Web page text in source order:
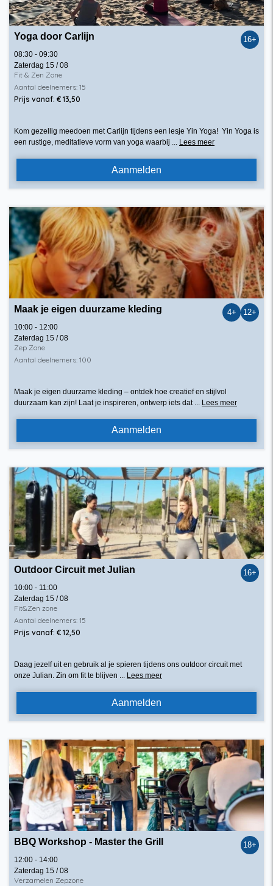
Yoga door Carlijn
08:30 - 09:30
Zaterdag 15 / 08
Fit & Zen Zone
Aantal deelnemers: 15
Prijs vanaf: € 13,50
16+
Kom gezellig meedoen met Carlijn tijdens een lesje Yin Yoga! Yin Yoga is
een rustige, meditatieve vorm van yoga waarbij ... Lees meer
Aanmelden
Maak je eigen duurzame kleding
10:00 - 12:00
Zaterdag 15 / 08
Zep Zone
Aantal deelnemers: 100
4+ 12+
Maak je eigen duurzame kleding – ontdek hoe creatief en stijlvol
duurzaam kan zijn! Laat je inspireren, ontwerp iets dat ... Lees meer
Aanmelden
Outdoor Circuit met Julian
10:00 - 11:00
Zaterdag 15 / 08
Fit&Zen zone
Aantal deelnemers: 15
Prijs vanaf: € 12,50
16+
Daag jezelf uit en gebruik al je spieren tijdens ons outdoor circuit met
onze Julian. Zin om fit te blijven ... Lees meer
Aanmelden
BBQ Workshop - Master the Grill
12:00 - 14:00
Zaterdag 15 / 08
Verzamelen Zepzone
18+